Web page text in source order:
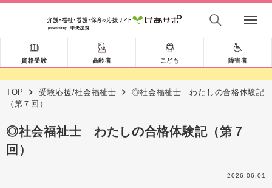
資格受験 高齢者 こども 障害者
TOP 受験応援/社会福祉士
◎社会福祉士 わたしの合格体験記
（第７回）
◎社会福祉士 わたしの合格体験記（第７
回）
2026.06.01